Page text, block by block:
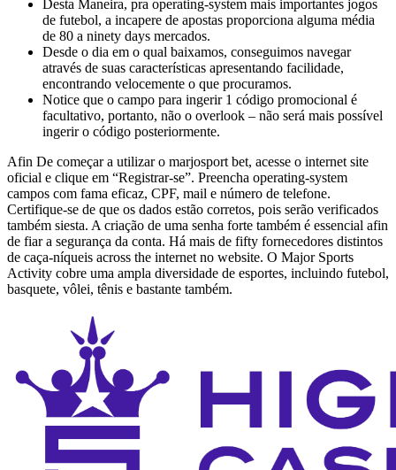
Desta Maneira, pra operating-system mais importantes jogos
de futebol, a incapere de apostas proporciona alguma média
de 80 a ninety days mercados.
Desde o dia em o qual baixamos, conseguimos navegar
através de suas características apresentando facilidade,
encontrando velocemente o que procuramos.
Notice que o campo para ingerir 1 código promocional é
facultativo, portanto, não o overlook – não será mais possível
ingerir o código posteriormente.
Afin De começar a utilizar o marjosport bet, acesse o internet site
oficial e clique em “Registrar-se”. Preencha operating-system
campos com fama eficaz, CPF, mail e número de telefone.
Certifique-se de que os dados estão corretos, pois serão verificados
também siesta. A criação de uma senha forte também é essencial afin
de fiar a segurança da conta. Há mais de fifty fornecedores distintos
de caça-níqueis across the internet no website. O Major Sports
Activity cobre uma ampla diversidade de esportes, incluindo futebol,
basquete, vôlei, tênis e bastante também.